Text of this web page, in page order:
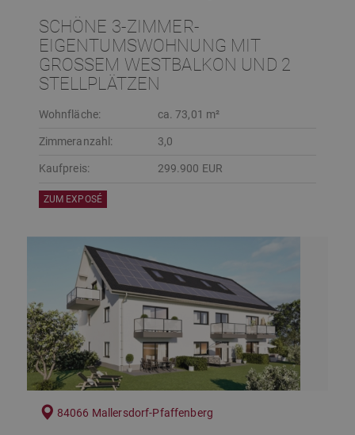
SCHÖNE 3-ZIMMER-
EIGENTUMSWOHNUNG MIT
GROSSEM WESTBALKON UND 2 S
TELLPLÄTZEN
Wohnfläche: ca. 73,01 m²
Zimmeranzahl: 3,0
Kaufpreis: 299.900 EUR
ZUM EXPOSÉ
84066 Mallersdorf-Pfaffenberg